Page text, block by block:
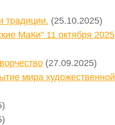
традиции. (25.10.2025)
МаКи" 11 октября 2025
(27.09.2025)
мира художественной